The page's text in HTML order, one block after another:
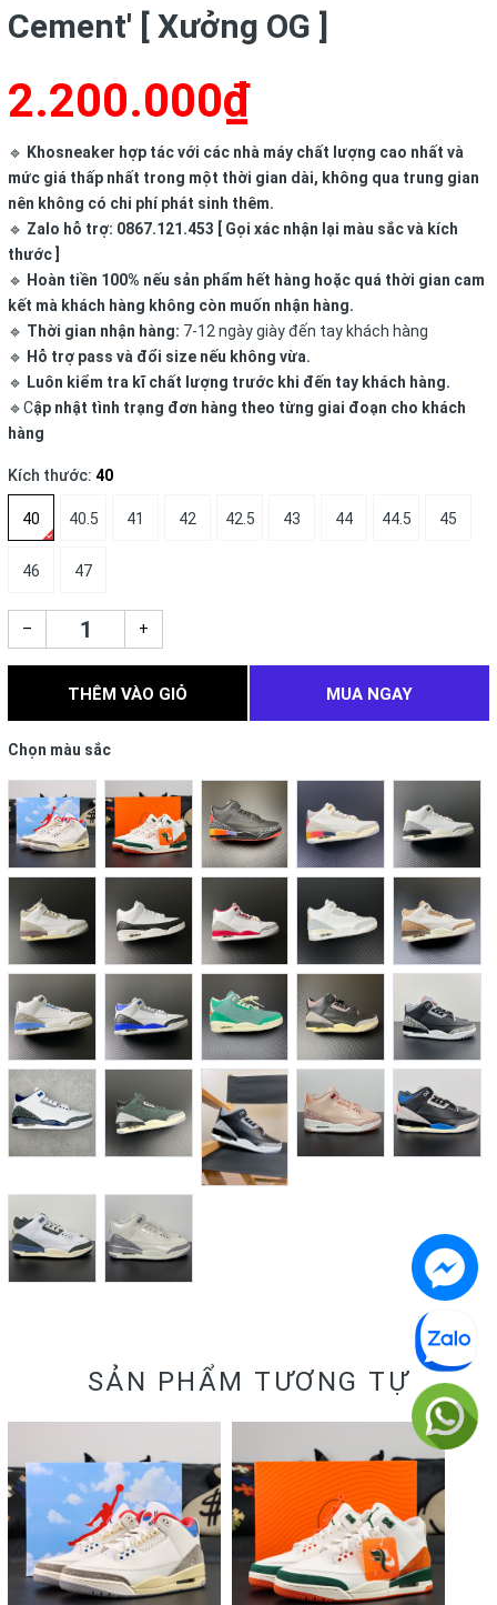
Cement' [ Xưởng OG ]
2.200.000₫
🔹 Khosneaker hợp tác với các nhà máy chất lượng cao nhất và
mức giá thấp nhất trong một thời gian dài, không qua trung gian
nên không có chi phí phát sinh thêm.
🔹 Zalo hỗ trợ: 0867.121.453 [ Gọi xác nhận lại màu sắc và kích
thước ]
🔹 Hoàn tiền 100% nếu sản phẩm hết hàng hoặc quá thời gian cam
kết mà khách hàng không còn muốn nhận hàng.
🔹 Thời gian nhận hàng: 7-12 ngày giày đến tay khách hàng
🔹 Hỗ trợ pass và đổi size nếu không vừa.
🔹 Luôn kiểm tra kĩ chất lượng trước khi đến tay khách hàng.
🔹Cập nhật tình trạng đơn hàng theo từng giai đoạn cho khách
hàng
Kích thước: 40
40 40.5 41 42 42.5 43 44 44.5 45
46 47
– +
THÊM VÀO GIỎ MUA NGAY
Chọn màu sắc
SẢN PHẨM TƯƠNG TỰ